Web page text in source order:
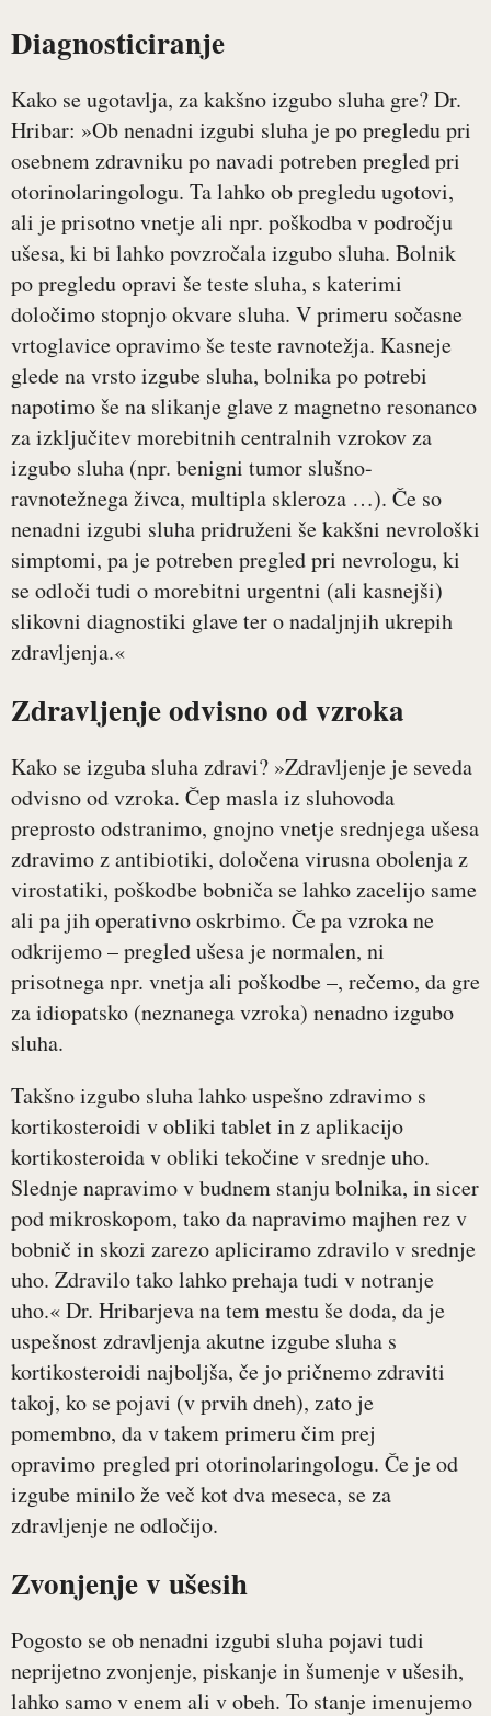
Diagnosticiranje
Kako se ugotavlja, za kakšno izgubo sluha gre? Dr.
Hribar: »Ob nenadni izgubi sluha je po pregledu pri
osebnem zdravniku po navadi potreben pregled pri
otorinolaringologu. Ta lahko ob pregledu ugotovi,
ali je prisotno vnetje ali npr. poškodba v področju
ušesa, ki bi lahko povzročala izgubo sluha. Bolnik
po pregledu opravi še teste sluha, s katerimi
določimo stopnjo okvare sluha. V primeru sočasne
vrtoglavice opravimo še teste ravnotežja. Kasneje
glede na vrsto izgube sluha, bolnika po potrebi
napotimo še na slikanje glave z magnetno resonanco
za izključitev morebitnih centralnih vzrokov za
izgubo sluha (npr. benigni tumor slušno-
ravnotežnega živca, multipla skleroza …). Če so
nenadni izgubi sluha pridruženi še kakšni nevrološki
simptomi, pa je potreben pregled pri nevrologu, ki
se odloči tudi o morebitni urgentni (ali kasnejši)
slikovni diagnostiki glave ter o nadaljnjih ukrepih
zdravljenja.«
Zdravljenje odvisno od vzroka
Kako se izguba sluha zdravi? »Zdravljenje je seveda
odvisno od vzroka. Čep masla iz sluhovoda
preprosto odstranimo, gnojno vnetje srednjega ušesa
zdravimo z antibiotiki, določena virusna obolenja z
virostatiki, poškodbe bobniča se lahko zacelijo same
ali pa jih operativno oskrbimo. Če pa vzroka ne
odkrijemo – pregled ušesa je normalen, ni
prisotnega npr. vnetja ali poškodbe –, rečemo, da gre
za idiopatsko (neznanega vzroka) nenadno izgubo
sluha.
Takšno izgubo sluha lahko uspešno zdravimo s
kortikosteroidi v obliki tablet in z aplikacijo
kortikosteroida v obliki tekočine v srednje uho.
Slednje napravimo v budnem stanju bolnika, in sicer
pod mikroskopom, tako da napravimo majhen rez v
bobnič in skozi zarezo apliciramo zdravilo v srednje
uho. Zdravilo tako lahko prehaja tudi v notranje
uho.« Dr. Hribarjeva na tem mestu še doda, da je
uspešnost zdravljenja akutne izgube sluha s
kortikosteroidi najboljša, če jo pričnemo zdraviti
takoj, ko se pojavi (v prvih dneh), zato je
pomembno, da v takem primeru čim prej
opravimo pregled pri otorinolaringologu. Če je od
izgube minilo že več kot dva meseca, se za
zdravljenje ne odločijo.
Zvonjenje v ušesih
Pogosto se ob nenadni izgubi sluha pojavi tudi
neprijetno zvonjenje, piskanje in šumenje v ušesih,
lahko samo v enem ali v obeh. To stanje imenujemo